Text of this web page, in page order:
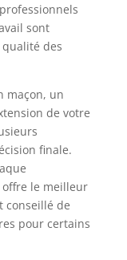
sont
des
maçon, un
de votre
finale.
le meilleur
conseillé de
pour certains